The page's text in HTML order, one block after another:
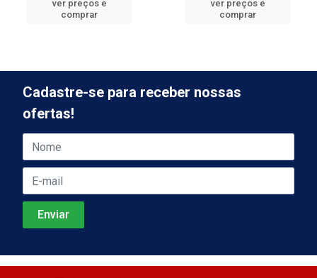
ver preços e
comprar
ver preços e
comprar
Cadastre-se para receber nossas
ofertas!